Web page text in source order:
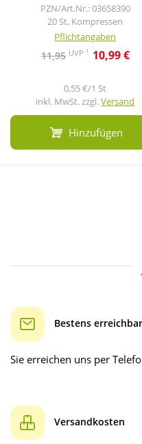
PZN/Art.Nr.: 03658390
20 St, Kompressen
Pflichtangaben
11,95 UVP 1 10,99 €
0,55 €/1 St
inkl. MwSt. zzgl.Versand
Hinzufügen
Bestens erreichbar
Sie erreichen uns per
Versandkosten